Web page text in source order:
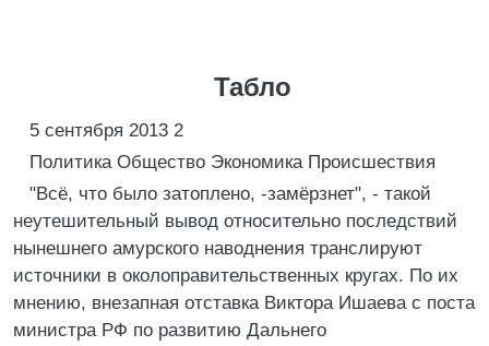
Табло
5 сентября 2013 2
Политика Общество Экономика Происшествия
"Всё, что было затоплено, -замёрзнет", - такой
неутешительный вывод относительно последствий
нынешнего амурского наводнения транслируют
источники в околоправительственных кругах. По их
мнению, внезапная отставка Виктора Ишаева с поста
министра РФ по развитию Дальнего